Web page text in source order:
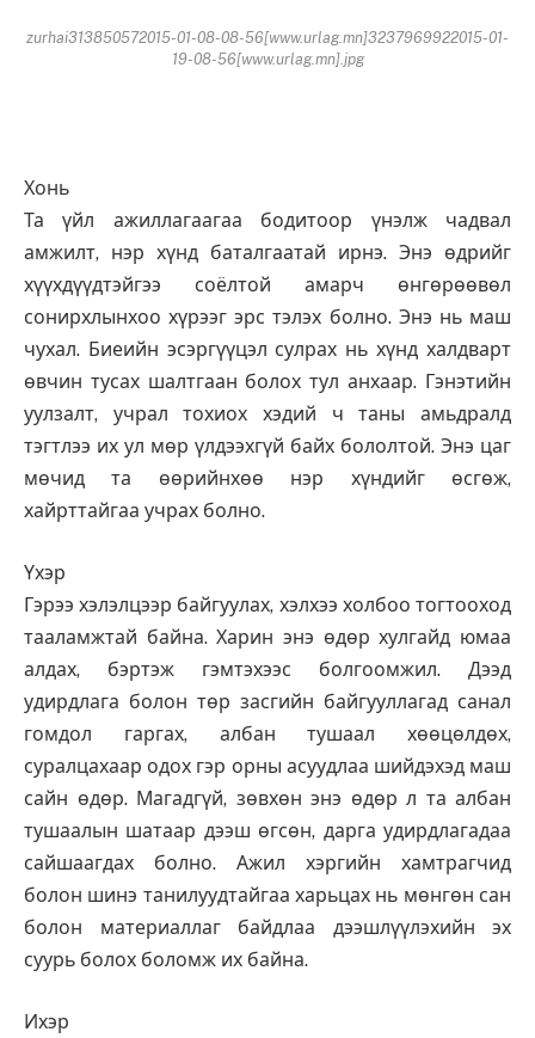
zurhai313850572015-01-08-08-56[www.urlag.mn]3237969922015-01-
19-08-56[www.urlag.mn].jpg
Хонь
Та үйл ажиллагаагаа бодитоор үнэлж чадвал
амжилт, нэр хүнд баталгаатай ирнэ. Энэ өдрийг
хүүхдүүдтэйгээ соёлтой амарч өнгөрөөвөл
сонирхлынхоо хүрээг эрс тэлэх болно. Энэ нь маш
чухал. Биеийн эсэргүүцэл сулрах нь хүнд халдварт
өвчин тусах шалтгаан болох тул анхаар. Гэнэтийн
уулзалт, учрал тохиох хэдий ч таны амьдралд
тэгтлээ их ул мөр үлдээхгүй байх бололтой. Энэ цаг
мөчид та өөрийнхөө нэр хүндийг өсгөж,
хайрттайгаа учрах болно.
Үхэр
Гэрээ хэлэлцээр байгуулах, хэлхээ холбоо тогтооход
тааламжтай байна. Харин энэ өдөр хулгайд юмаа
алдах, бэртэж гэмтэхээс болгоомжил. Дээд
удирдлага болон төр засгийн байгууллагад санал
гомдол гаргах, албан тушаал хөөцөлдөх,
суралцахаар одох гэр орны асуудлаа шийдэхэд маш
сайн өдөр. Магадгүй, зөвхөн энэ өдөр л та албан
тушаалын шатаар дээш өгсөн, дарга удирдлагадаа
сайшаагдах болно. Ажил хэргийн хамтрагчид
болон шинэ танилуудтайгаа харьцах нь мөнгөн сан
болон материаллаг байдлаа дээшлүүлэхийн эх
суурь болох боломж их байна.
Ихэр